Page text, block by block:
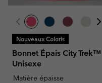
Nouveaux Coloris
Bonnet Épais City Trek™
Unisexe
Matière épaisse